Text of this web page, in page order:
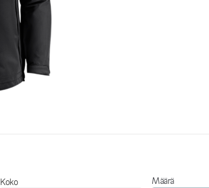
Koko
Määrä